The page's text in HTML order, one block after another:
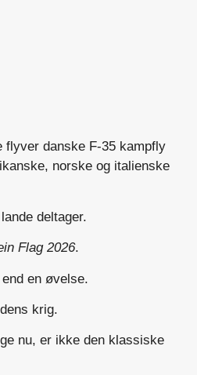
flyver danske F-35 kampfly
norske og italienske
deltager.
Flag 2026.
en øvelse.
krig.
nu, er ikke den klassiske